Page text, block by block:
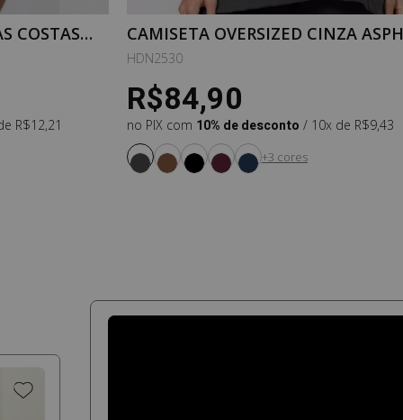
COSTAS
R$12,21
CAMISETA OVERSIZED CINZA
HDN2530
R$84,90
no PIX com 10% de desconto / 10x de R$9,43
+3 cores